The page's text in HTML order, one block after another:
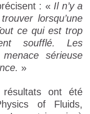
: « Il n’y a
lorsqu’une
ce qui est trop
soufflé. Les
sérieuse
»
ont été
of Fluids,